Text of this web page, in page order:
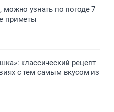
можно узнать по погоде 7
приметы
классический рецепт
с тем самым вкусом из